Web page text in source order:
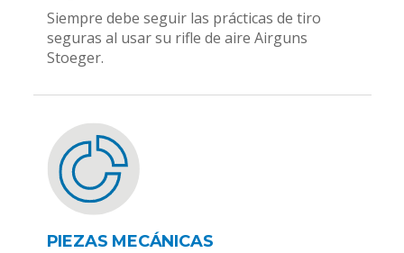
Siempre debe seguir las prácticas de tiro
seguras al usar su rifle de aire Airguns
Stoeger.
PIEZAS MECÁNICAS